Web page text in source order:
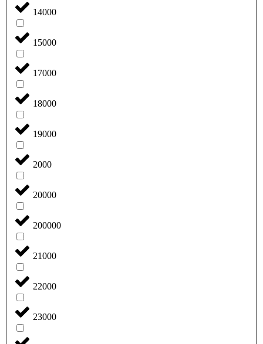
14000
15000
17000
18000
19000
2000
20000
200000
21000
22000
23000